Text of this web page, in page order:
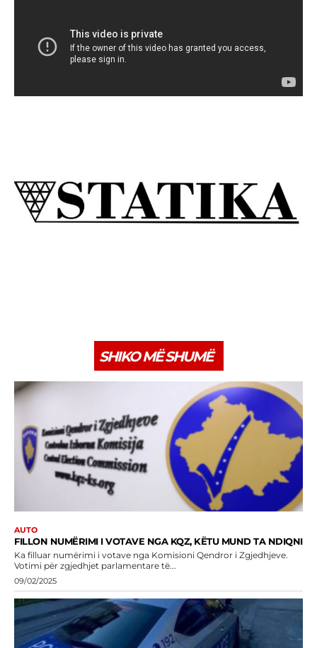
SHIKO MË SHUMË
AUTO
FILLON NUMËRIMI I VOTAVE NGA KQZ, KËTU MUND TA NDIQNI
Ka filluar numërimi i votave nga Komisioni Qendror i Zgjedhjeve.
Votimi për zgjedhjet parlamentare të...
09/02/2025